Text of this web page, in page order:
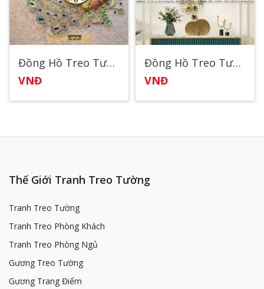
Đồng Hồ Treo Tường Trên Lưng Công
VNĐ
Đồng Hồ Treo Tường Phòng Khách Đôi Công
VNĐ
Thế Giới Tranh Treo Tường
Tranh Treo Tường
Tranh Treo Phòng Khách
Tranh Treo Phòng Ngủ
Gương Treo Tường
Gương Trang Điểm